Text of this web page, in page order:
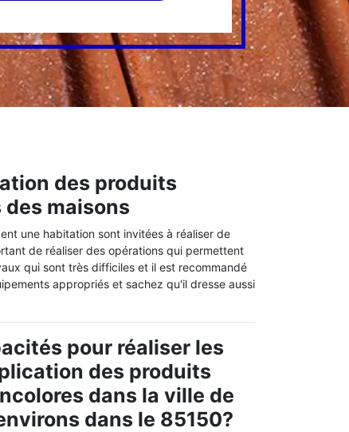
des produits
maisons
une habitation sont invitées à réaliser de
de réaliser des opérations qui permettent
qui sont très difficiles et il est recommandé
appropriés et sachez qu'il dresse aussi
pour réaliser les
des produits
dans la ville de
dans le 85150?